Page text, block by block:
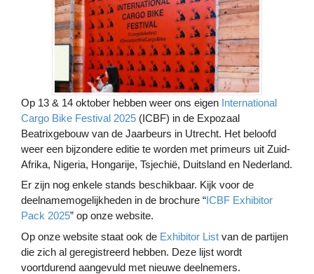
Op 13 & 14 oktober hebben weer ons eigen International
Cargo Bike Festival 2025 (ICBF) in de Expozaal
Beatrixgebouw van de Jaarbeurs in Utrecht. Het beloofd
weer een bijzondere editie te worden met primeurs uit Zuid-
Afrika, Nigeria, Hongarije, Tsjechië, Duitsland en Nederland.
Er zijn nog enkele stands beschikbaar. Kijk voor de
deelnamemogelijkheden in de brochure “ICBF Exhibitor
Pack 2025” op onze website.
Op onze website staat ook de Exhibitor List van de partijen
die zich al geregistreerd hebben. Deze lijst wordt
voortdurend aangevuld met nieuwe deelnemers.